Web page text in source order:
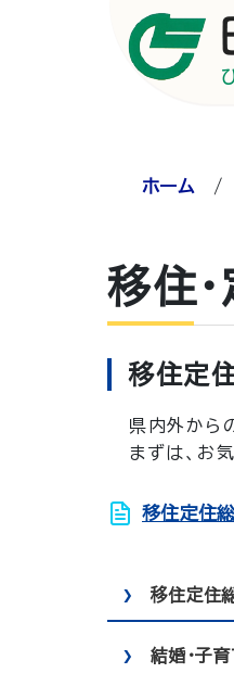
ホーム
移住
移住定
県内外から
まずは、お
移住定住
移住定住
結婚・子